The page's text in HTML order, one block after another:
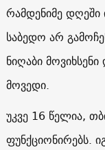
რამდენიმე დღეში
საბედო არ
ნიღაბი
მოვედი.
უკვე 16 წელია,
ფუნქციონირებს.